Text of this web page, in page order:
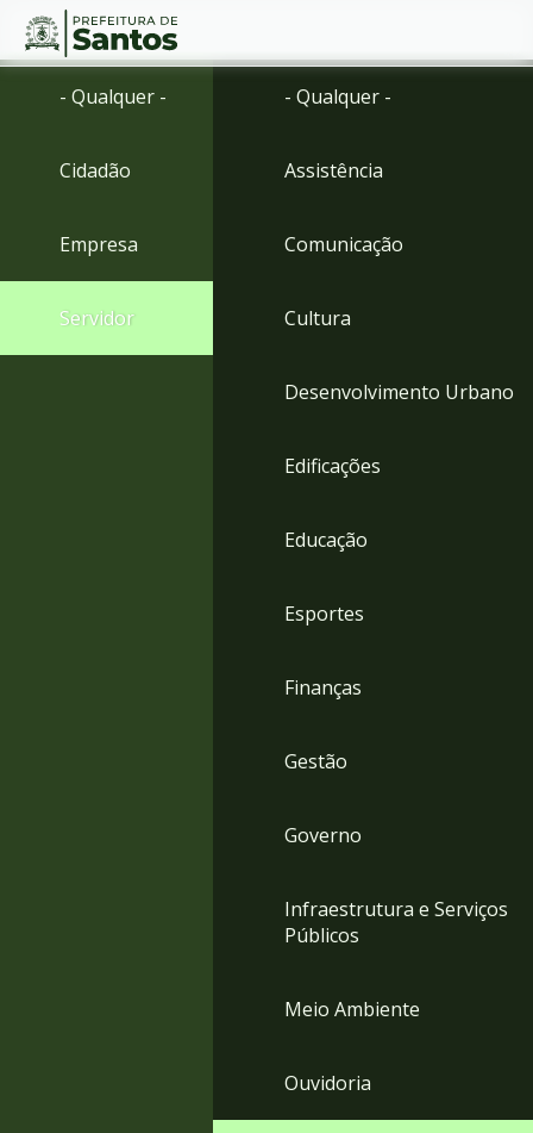
Ir
menu
para
Conteúdo
- Qualquer -
Cidadão
Empresa
Servidor
- Qualquer -
Assistência
Comunicação
Cultura
Desenvolvimento Urbano
Edificações
Educação
Esportes
Finanças
Gestão
Governo
Infraestrutura e Serviços
Públicos
Meio Ambiente
Ouvidoria